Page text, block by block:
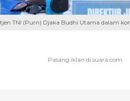
TNI (Purn) Djaka Budhi Utama dalam